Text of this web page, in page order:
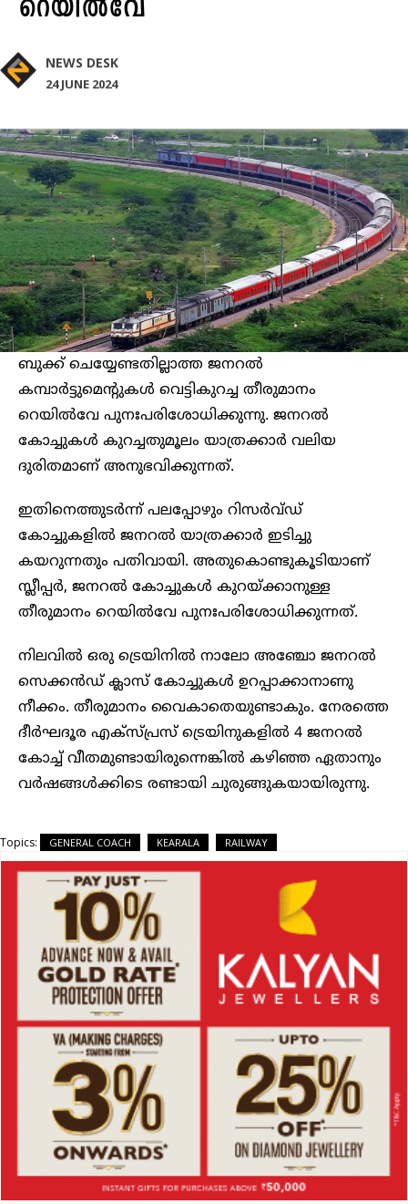
റെയിൽവേ
NEWS DESK
24 JUNE 2024
ബുക്ക് ചെയ്യേണ്ടതില്ലാത്ത ജനറൽ
കമ്പാർട്ടുമെന്റുകൾ വെട്ടികുറച്ച തീരുമാനം
റെയിൽവേ പുനഃപരിശോധിക്കുന്നു. ജനറൽ
കോച്ചുകൾ കുറച്ചതുമൂലം യാത്രക്കാർ വലിയ
ദുരിതമാണ് അനുഭവിക്കുന്നത്.
ഇതിനെത്തുടർന്ന് പലപ്പോഴും റിസർവ്ഡ്
കോച്ചുകളിൽ ജനറൽ യാത്രക്കാർ ഇടിച്ചു
കയറുന്നതും പതിവായി. അതുകൊണ്ടുകൂടിയാണ്
സ്ലീപ്പർ, ജനറൽ കോച്ചുകൾ കുറയ്ക്കാനുള്ള
തീരുമാനം റെയിൽവേ പുനഃപരിശോധിക്കുന്നത്.
നിലവിൽ ഒരു ട്രെയിനിൽ നാലോ അഞ്ചോ ജനറൽ
സെക്കൻഡ് ക്ലാസ് കോച്ചുകൾ ഉറപ്പാക്കാനാണു
നീക്കം. തീരുമാനം വൈകാതെയുണ്ടാകും. നേരത്തെ
ദീർഘദൂര എക്സ്പ്രസ് ട്രെയിനുകളിൽ 4 ജനറൽ
കോച്ച് വീതമുണ്ടായിരുന്നെങ്കിൽ കഴിഞ്ഞ ഏതാനും
വർഷങ്ങൾക്കിടെ രണ്ടായി ചുരുങ്ങുകയായിരുന്നു.
Topics: GENERAL COACH KEARALA RAILWAY